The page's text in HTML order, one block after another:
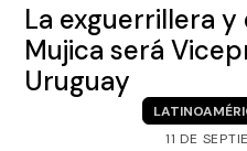
La exguerrillera y
Mujica será
Uruguay
11 DE